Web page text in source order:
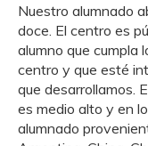
Nuestro alumnado
doce. El centro es
alumno que cumpla
centro y que esté
que desarrollamos.
es medio alto y en
alumnado